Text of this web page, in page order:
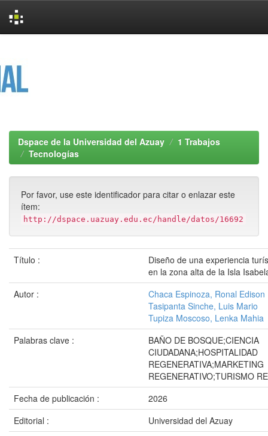
Dspace de la Universidad del Azuay
1 Trabajos
Tecnologías
Por favor, use este identificador para citar o enlazar este
ítem:
http://dspace.uazuay.edu.ec/handle/datos/16692
Título :
Diseño de una experiencia
en la zona alta de la Isla
Autor :
Chaca Espinoza, Ronal Edison
Tasipanta Sinche, Luis Mario
Tupiza Moscoso, Lenka Mahia
Palabras clave :
BAÑO DE BOSQUE;CIENCIA
CIUDADANA;HOSPITALIDAD
REGENERATIVA;MARKETING
REGENERATIVO;TURISMO
Fecha de publicación :
2026
Editorial :
Universidad del Azuay